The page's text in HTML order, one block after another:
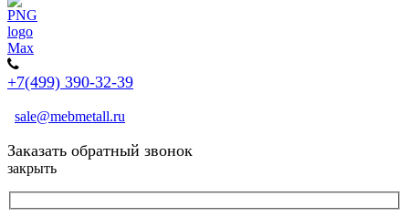
+7(499) 390-32-39
sale@mebmetall.ru
Заказать обратный звонок
закрыть